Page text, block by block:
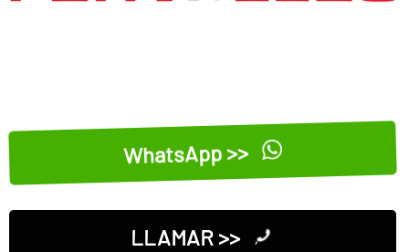
WhatsApp >>
LLAMAR >>